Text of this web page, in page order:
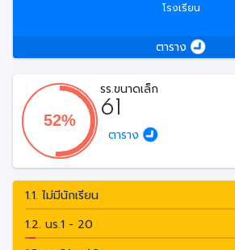
โรงเรียน
ตาราง
รร.ขนาดเล็ก
61
ตาราง
1.1. ไม่มีนักเรียน
1.2. นร.1 - 20